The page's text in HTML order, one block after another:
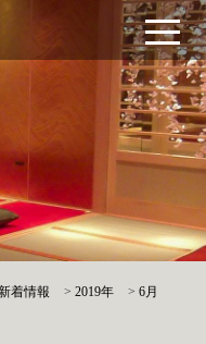
着情報 >2019年 >6月